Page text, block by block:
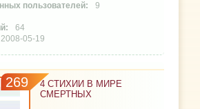
9
64
2008-05-19
269
4 СТИХИИ В МИРЕ
СМЕРТНЫХ